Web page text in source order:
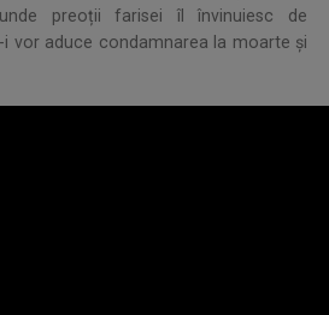
preoții farisei îl învinuiesc de
vor aduce condamnarea la moarte şi